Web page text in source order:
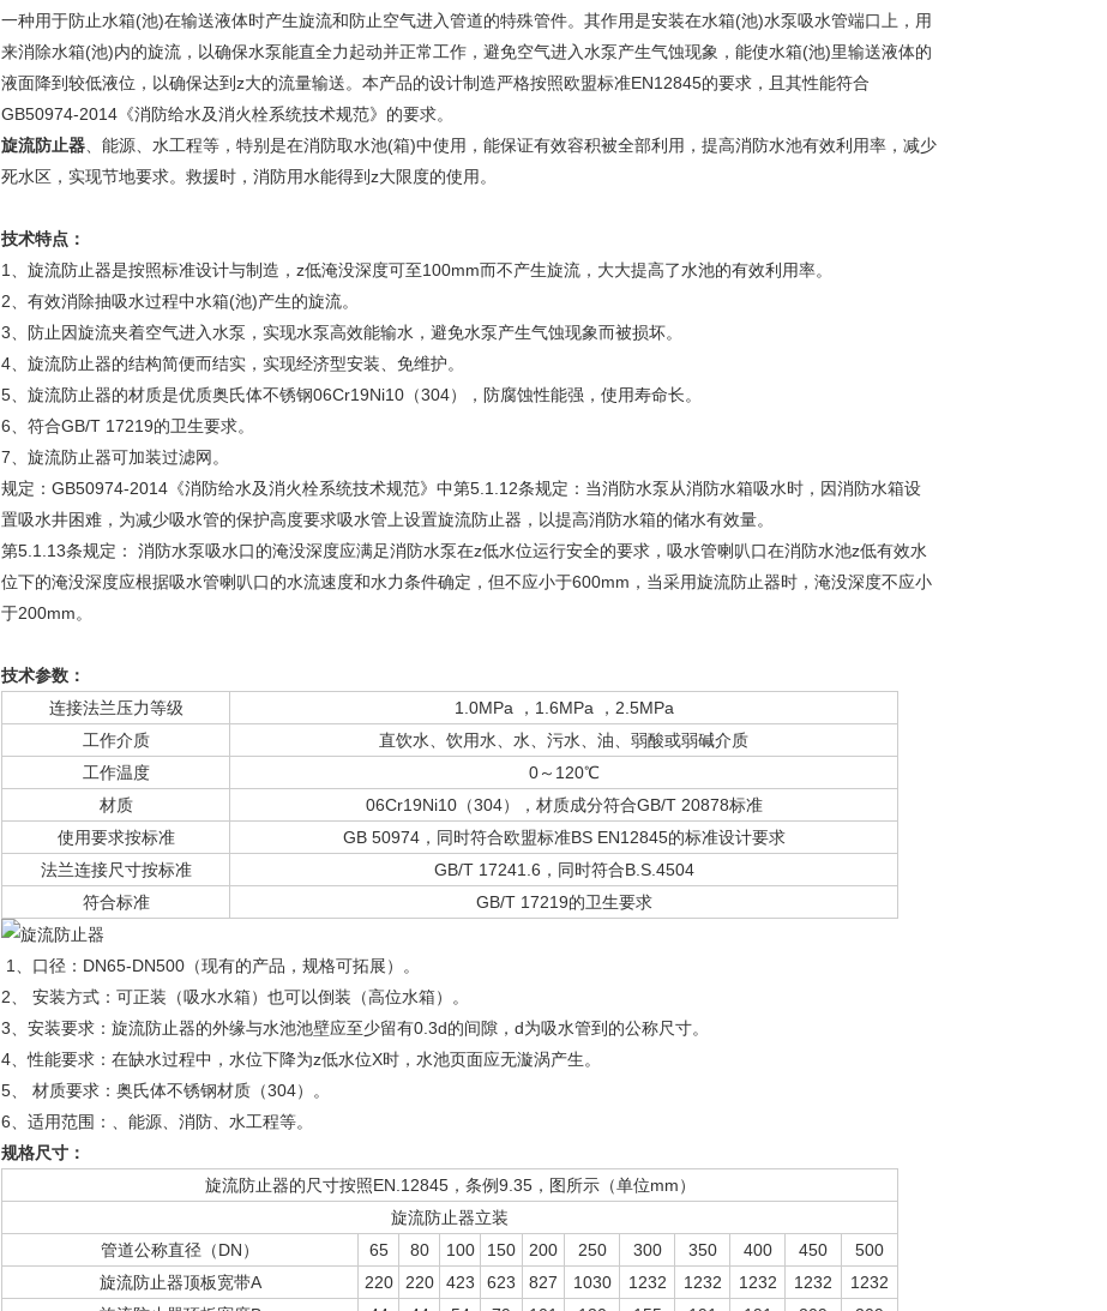
一种用于防止水箱(池)在输送液体时产生旋流和防止空气进入管道的特殊管件。其作用是安装在水箱(池)水泵吸水管端口上，用
来消除水箱(池)内的旋流，以确保水泵能直全力起动并正常工作，避免空气进入水泵产生气蚀现象，能使水箱(池)里输送液体的
液面降到较低液位，以确保达到z大的流量输送。本产品的设计制造严格按照欧盟标准EN12845的要求，且其性能符合
GB50974-2014《消防给水及消火栓系统技术规范》的要求。
旋流防止器 、能源、水工程等，特别是在消防取水池(箱)中使用，能保证有效容积被全部利用，提高消防水池有效利用率，减少
死水区，实现节地要求。救援时，消防用水能得到z大限度的使用。
技术特点：
1、旋流防止器是按照标准设计与制造，z低淹没深度可至100mm而不产生旋流，大大提高了水池的有效利用率。
2、有效消除抽吸水过程中水箱(池)产生的旋流。
3、防止因旋流夹着空气进入水泵，实现水泵高效能输水，避免水泵产生气蚀现象而被损坏。
4、旋流防止器的结构简便而结实，实现经济型安装、免维护。
5、旋流防止器的材质是优质奥氏体不锈钢06Cr19Ni10（304），防腐蚀性能强，使用寿命长。
6、符合GB/T 17219的卫生要求。
7、旋流防止器可加装过滤网。
规定：GB50974-2014《消防给水及消火栓系统技术规范》中第5.1.12条规定：当消防水泵从消防水箱吸水时，因消防水箱设
置吸水井困难，为减少吸水管的保护高度要求吸水管上设置旋流防止器，以提高消防水箱的储水有效量。
第5.1.13条规定： 消防水泵吸水口的淹没深度应满足消防水泵在z低水位运行安全的要求，吸水管喇叭口在消防水池z低有效水
位下的淹没深度应根据吸水管喇叭口的水流速度和水力条件确定，但不应小于600mm，当采用旋流防止器时，淹没深度不应小
于200mm。
技术参数：
连接法兰压力等级
1.0MPa ，1.6MPa ，2.5MPa
工作介质
直饮水、饮用水、水、污水、油、弱酸或弱碱介质
工作温度
0～120℃
材质
06Cr19Ni10（304），材质成分符合GB/T 20878标准
使用要求按标准
GB 50974，同时符合欧盟标准BS EN12845的标准设计要求
法兰连接尺寸按标准
GB/T 17241.6，同时符合B.S.4504
符合标准
GB/T 17219的卫生要求
1、口径：DN65-DN500（现有的产品，规格可拓展）。
2、 安装方式：可正装（吸水水箱）也可以倒装（高位水箱）。
3、安装要求：旋流防止器的外缘与水池池壁应至少留有0.3d的间隙，d为吸水管到的公称尺寸。
4、性能要求：在缺水过程中，水位下降为z低水位X时，水池页面应无漩涡产生。
5、 材质要求：奥氏体不锈钢材质（304）。
6、适用范围：、能源、消防、水工程等。
规格尺寸：
旋流防止器的尺寸按照EN.12845，条例9.35，图所示（单位mm）
旋流防止器立装
管道公称直径（DN）
65 80 100 150 200 250 300 350 400 450
500
旋流防止器顶板宽带A
220 220 423 623 827 1030 1232 1232 1232 1232
1232